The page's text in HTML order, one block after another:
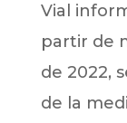
Vial
partir de
de 2022,
de la